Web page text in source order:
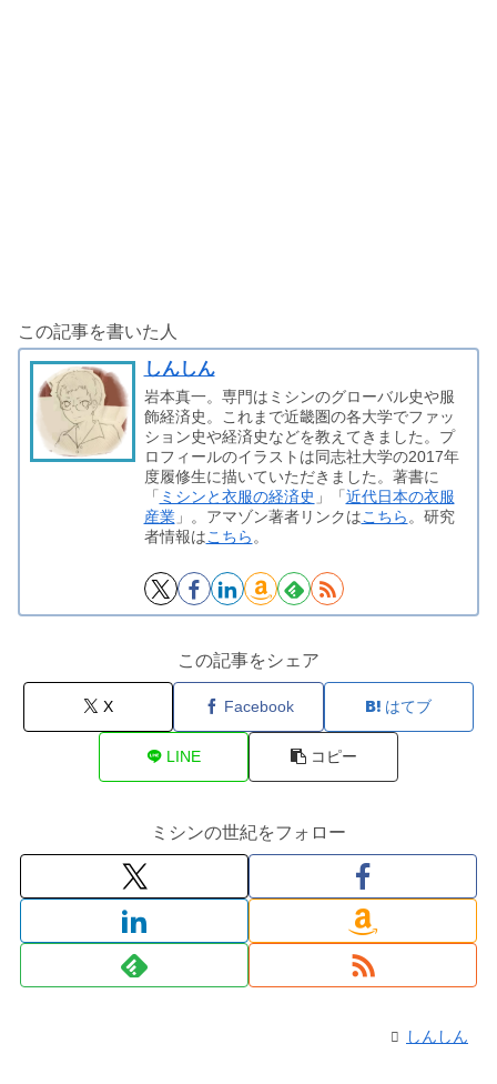
この記事を書いた人
しんしん
岩本真一。専門はミシンのグローバル史や服
飾経済史。これまで近畿圏の各大学でファッ
ション史や経済史などを教えてきました。プ
ロフィールのイラストは同志社大学の2017年
度履修生に描いていただきました。著書に
「 ミシンと衣服の経済史 」「 近代日本の衣服
産業」。アマゾン著者リンクはこちら 。研究
者情報はこちら 。
この記事をシェア
X Facebook はてブ
LINE コピー
ミシンの世紀をフォロー
しんしん